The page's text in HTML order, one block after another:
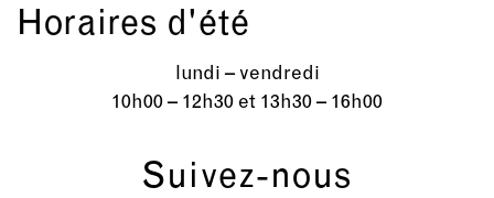
Horaires d'été
lundi – vendredi
10h00 – 12h30 et 13h30 – 16h00
Suivez-nous